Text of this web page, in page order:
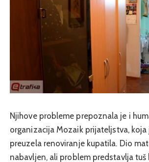
Njihove probleme prepoznala je i
organizacija Mozaik prijateljstva, koja
preuzela renoviranje kupatila. Dio
nabavljen, ali problem predstavlja tuš